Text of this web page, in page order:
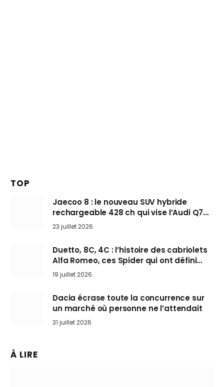
TOP
Jaecoo 8 : le nouveau SUV hybride
rechargeable 428 ch qui vise l’Audi Q7
arrive en Europe cet automne
23 juillet 2026
Duetto, 8C, 4C : l’histoire des cabriolets
Alfa Romeo, ces Spider qui ont défini
l’art de rouler cheveux au vent
19 juillet 2026
Dacia écrase toute la concurrence sur
un marché où personne ne l’attendait
31 juillet 2026
À LIRE